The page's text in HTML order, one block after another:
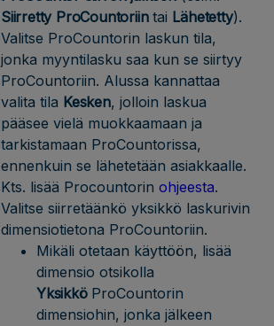
Siirretty ProCountoriintai Lähetetty).
Valitse ProCountorin laskun tila,
jonka myyntilasku saa kun se siirtyy
ProCountoriin. Alussa kannattaa
valita tila Kesken, jolloin laskua
pääsee vielä muokkaamaan ja
tarkistamaan ProCountorissa,
ennenkuin se lähetetään asiakkaalle.
Kts. lisää Procountorin ohjeesta.
Valitse siirretäänkö yksikkö laskurivin
dimensiotietona ProCountoriin.
Mikäli otetaan käyttöön, lisää
dimensio otsikolla
Yksikkö ProCountorin
dimensiohin, jonka jälkeen